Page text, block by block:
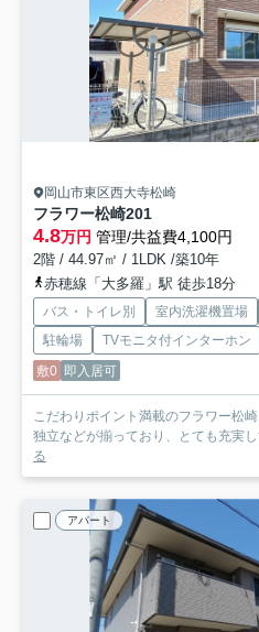
岡山市東区西大寺松崎
フラワー松崎201
4.8万円 管理/共益費4,100円
2階 / 44.97㎡ / 1LDK /築10年
赤穂線「大多羅」駅 徒歩18分
バス・トイレ別 室内洗濯機置場
駐輪場
TVモニタ付インターホン
敷0 即入居可
こだわりポイント満載のフラワー松
独立などが揃っており、とても充実
る
アパート